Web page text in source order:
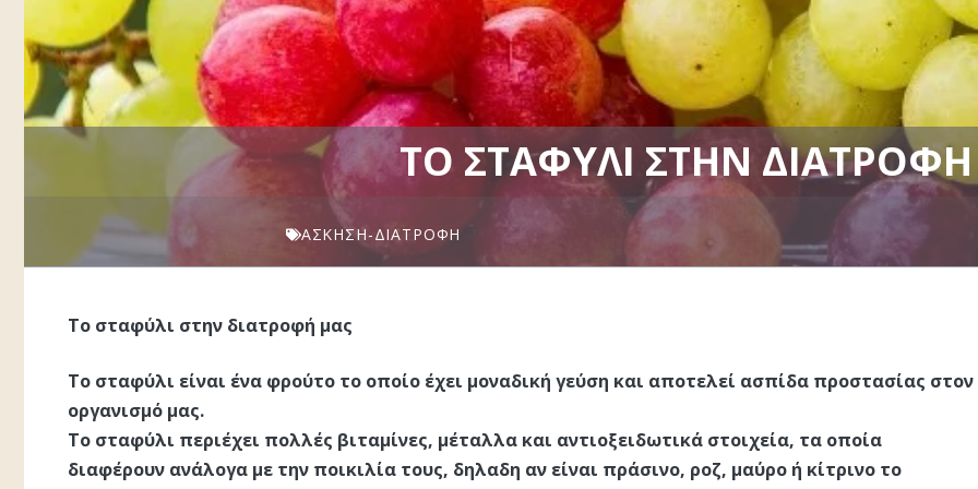
ΤΟ ΣΤΑΦΎΛΙ ΣΤΗΝ
ΆΣΚΗΣΗ-ΔΙΑΤΡΟΦΉ
Το σταφύλι στην διατροφή μας
Το σταφύλι είναι ένα φρούτο το οποίο έχει μοναδική γεύση και αποτελεί ασπίδα προστασίας στον
οργανισμό μας.
Το σταφύλι περιέχει πολλές βιταμίνες, μέταλλα και αντιοξειδωτικά στοιχεία, τα οποία
διαφέρουν ανάλογα με την ποικιλία τους, δηλαδη αν είναι πράσινο, ροζ, μαύρο ή κίτρινο το